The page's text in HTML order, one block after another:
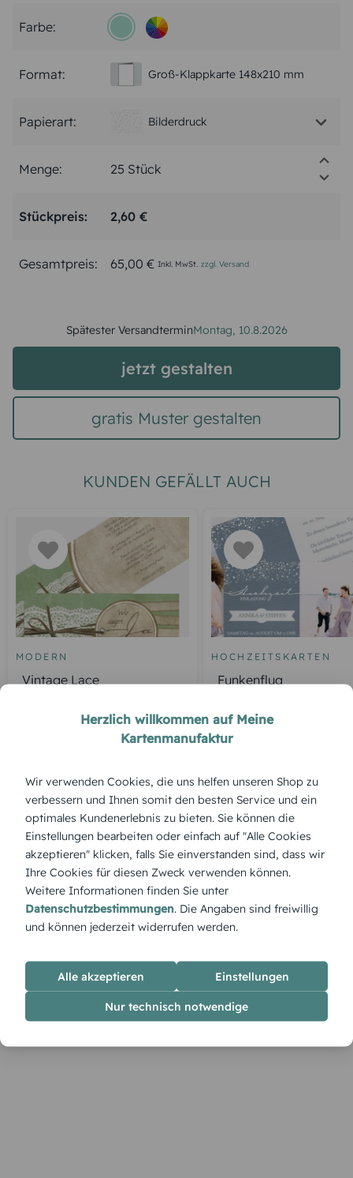
Farbe:
Format: Groß-Klappkarte 148x210 mm
Papierart: Bilderdruck
Menge:
Stückpreis: 2,60 €
Gesamtpreis: 65,00 € Inkl. MwSt. zzgl. Versand
Spätester VersandterminMontag, 10.8.2026
jetzt gestalten
gratis Muster gestalten
KUNDEN GEFÄLLT AUCH
MODERN
Vintage Lace
HOCHZEITSKARTEN
Funkenflug
Produktbeschreibung
Ein zauberhafter Wintermoment in Papierform – die
Menükarte „Schneevorhang“ bringt frostige Schönheit und
glitzernde Atmosphäre auf den Tisch. Elegant und traumhaft
zugleich.
Herzlich willkommen auf Meine
Kartenmanufaktur
Wir verwenden Cookies, die uns helfen unseren Shop zu
verbessern und Ihnen somit den besten Service und ein
optimales Kundenerlebnis zu bieten. Sie können die
Einstellungen bearbeiten oder einfach auf "Alle Cookies
akzeptieren" klicken, falls Sie einverstanden sind, dass wir
Ihre Cookies für diesen Zweck verwenden können.
Weitere Informationen finden Sie unter
Datenschutzbestimmungen. Die Angaben sind freiwillig
und können jederzeit widerrufen werden.
Alle akzeptieren Einstellungen
Nur technisch notwendige